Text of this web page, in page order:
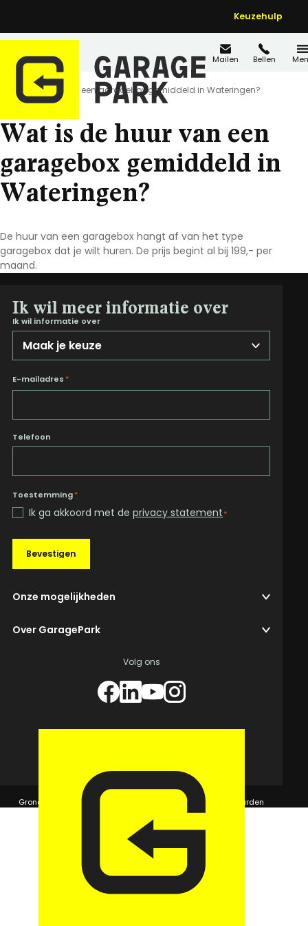
Keuzehulp
Mailen Bellen
FAQ's
Wat is de huur van een garagebox gemiddeld in Wateringen?
Wat is de huur van een
garagebox gemiddeld in
Wateringen?
De huur van een garagebox hangt af van het type
garagebox dat je wilt huren. De prijs begint al bij 199,- per
maand.
Ik wil meer informatie over
Ik wil informatie over
E-mailadres *
Telefoon
Toestemming*
Ik ga akkoord met deprivacy statement*
Bevestigen
Onze mogelijkheden
Over GaragePark
Volg ons
© 2026 GaragePark.
Grondposities
365Beheer & GaragePark Algemene voorwaarden